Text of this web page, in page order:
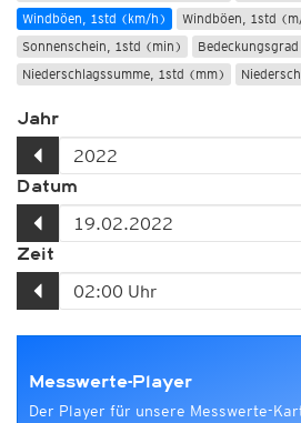
Windböen, 1std (km/h)
Windböen, 1std
Sonnenschein, 1std (min)
Niederschlagssumme, 1std (mm)
Jahr
Datum
Zeit
Messwerte-Player
Der Player für unsere Messwerte-